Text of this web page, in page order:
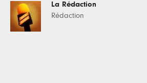
La Rédaction
Rédaction